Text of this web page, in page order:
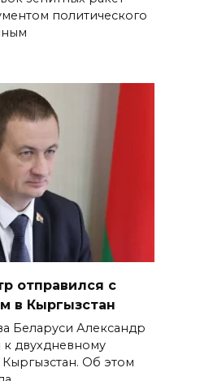
политического
отправился с
в Кыргызстан
Беларуси Александр
к двухдневному
Об этом